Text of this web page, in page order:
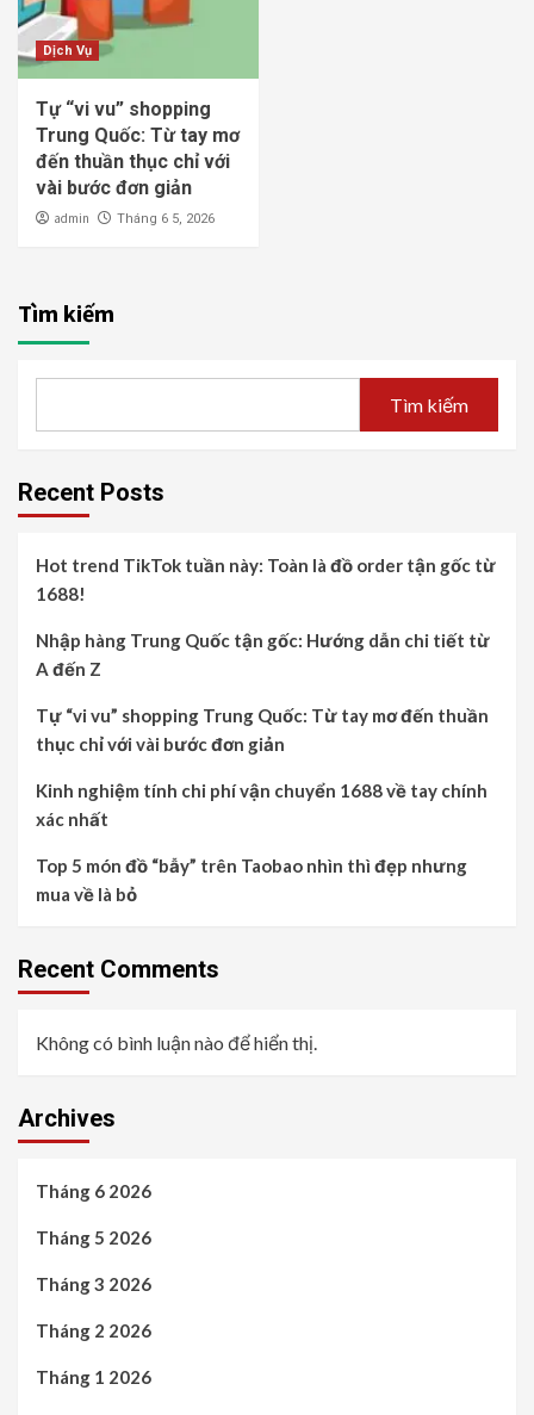
Dịch Vụ
Tự “vi vu” shopping
Trung Quốc: Từ tay mơ
đến thuần thục chỉ với
vài bước đơn giản
admin Tháng 6 5, 2026
Tìm kiếm
Tìm kiếm
Recent Posts
Hot trend TikTok tuần này: Toàn là đồ order tận gốc từ
1688!
Nhập hàng Trung Quốc tận gốc: Hướng dẫn chi tiết từ
A đến Z
Tự “vi vu” shopping Trung Quốc: Từ tay mơ đến thuần
thục chỉ với vài bước đơn giản
Kinh nghiệm tính chi phí vận chuyển 1688 về tay chính
xác nhất
Top 5 món đồ “bẫy” trên Taobao nhìn thì đẹp nhưng
mua về là bỏ
Recent Comments
Không có bình luận nào để hiển thị.
Archives
Tháng 6 2026
Tháng 5 2026
Tháng 3 2026
Tháng 2 2026
Tháng 1 2026